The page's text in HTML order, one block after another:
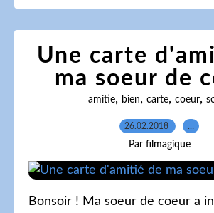
Une carte
ma soeur de
amitie, bien, carte, coeur,
26.02.2018 …
Par filmagique
Bonsoir ! Ma soeur de coeur a